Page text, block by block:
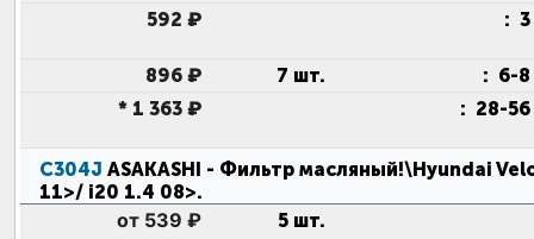
592 ₽
:
896 ₽ 7 шт. : 6-
* 1 363 ₽ : 28-
C304J ASAKASHI - Фильтр масляный!\Hyundai
11>/ i20 1.4 08>.
от 539 ₽ 5 шт.